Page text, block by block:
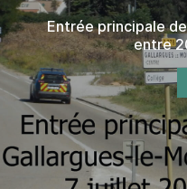
Gallargues-le-
2018 et 2024
suite